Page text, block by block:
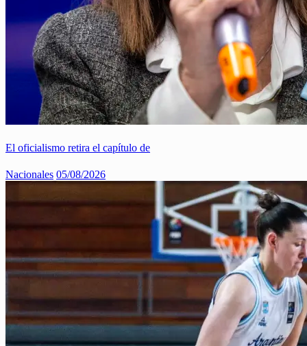
El oficialismo retira el capítulo de
Nacionales 05/08/2026